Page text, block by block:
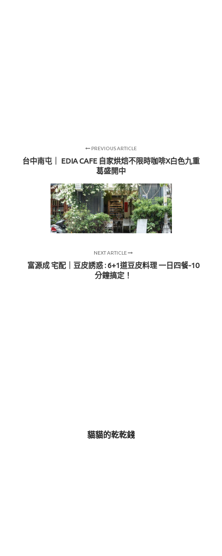
PREVIOUS ARTICLE
台中南屯｜ EDIA CAFE 自家烘焙不限時咖啡X白色九重
葛盛開中
NEXT ARTICLE
富源成 宅配｜豆皮誘惑 : 6+1道豆皮料理 一日四餐-10
分鐘搞定！
貓貓的乾乾錢